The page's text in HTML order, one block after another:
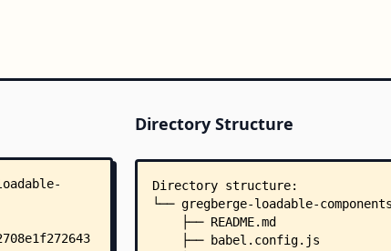
Directory Structure
Directory structure:
└── gregberge-loadable-
    ├── README.md
    ├── babel.config.js